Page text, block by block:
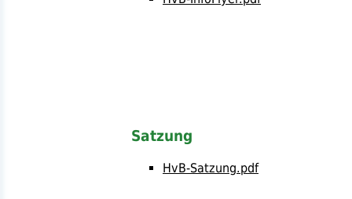
Satzung
HvB-Satzung.pdf